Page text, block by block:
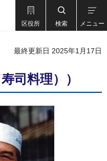
区役所 検索 メニュー
最終更新日 2025年1月17日
司料理））